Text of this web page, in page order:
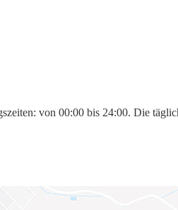
von 00:00 bis 24:00. Die